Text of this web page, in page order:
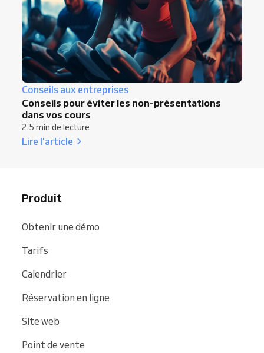
Conseils aux entreprises
Conseils pour éviter les non-présentations
dans vos cours
2.5 min de lecture
Lire l'article
Produit
Obtenir une démo
Tarifs
Calendrier
Réservation en ligne
Site web
Point de vente